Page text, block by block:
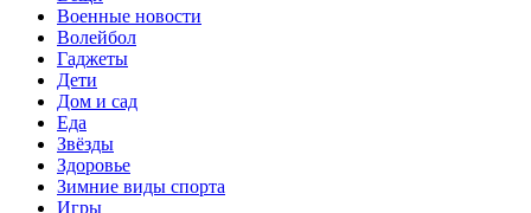
Военные новости
Волейбол
Гаджеты
Дети
Дом и сад
Еда
Звёзды
Здоровье
Зимние виды спорта
Игры